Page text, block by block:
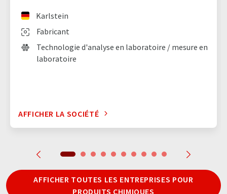
Fabricant
Karlstein
Technologie d'analyse en laboratoire / mesure en
laboratoire
AFFICHER LA SOCIÉTÉ
AFFICHER TOUTES LES ENTREPRISES POUR
PRODUITS CHIMIQUES